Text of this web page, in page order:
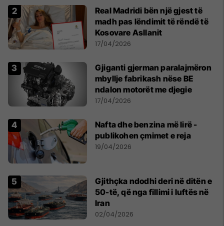
Real Madridi bën një gjest të
madh pas lëndimit të rëndë të
Kosovare Asllanit
17/04/2026
Gjiganti gjerman paralajmëron
mbyllje fabrikash nëse BE
ndalon motorët me djegie
17/04/2026
Nafta dhe benzina më lirë -
publikohen çmimet e reja
19/04/2026
Gjithçka ndodhi deri në ditën e
50-të, që nga fillimi i luftës në
Iran
02/04/2026